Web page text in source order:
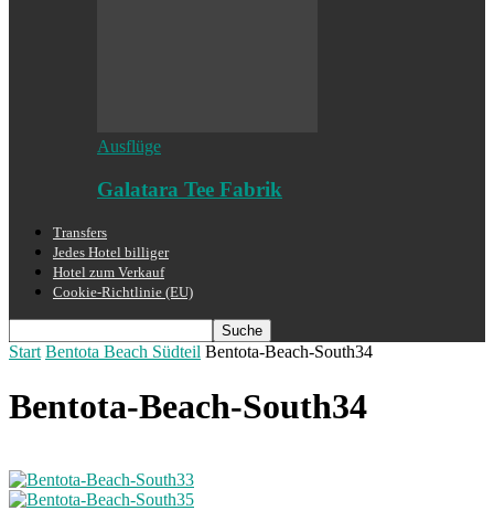
Ausflüge
Galatara Tee Fabrik
Transfers
Jedes Hotel billiger
Hotel zum Verkauf
Cookie-Richtlinie (EU)
Start Bentota Beach Südteil Bentota-Beach-South34
Bentota-Beach-South34